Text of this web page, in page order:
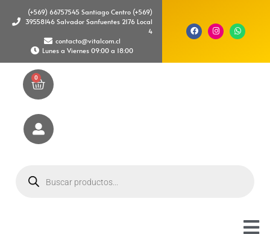
(+569) 66757545 Santiago Centro (+569)
39558146 Salvador Sanfuentes 2176 Local
4
contacto@vitalcom.cl
Lunes a Viernes 09:00 a 18:00
0